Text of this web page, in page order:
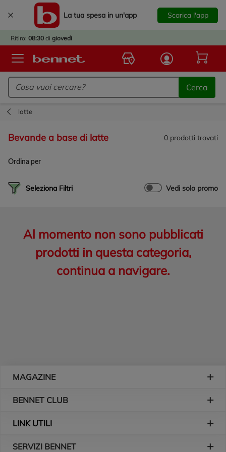
La tua spesa in un'app Scarica l'app
Ritiro: 08:30 di giovedì
Logo Bennet - Torna alla homepage
Cerca
IL
latte
bevande a base di latte 0 prodotti trovati
Seleziona Filtri Vedi solo promo
Ordina per
Al momento non sono pubblicati
prodotti in questa categoria,
continua a navigare.
MAGAZINE
BENNET CLUB
LINK UTILI
SERVIZI BENNET